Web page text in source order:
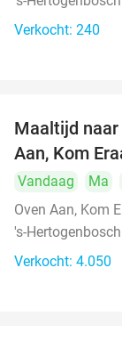
Verkocht: 240
Maaltijd naar
Aan, Kom
Vandaag Ma
Oven Aan, Kom
's-Hertogenbosch
Verkocht: 4.050